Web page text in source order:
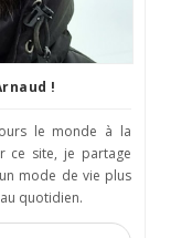
!
le monde à la
ce site, je partage
mode de vie plus
quotidien.